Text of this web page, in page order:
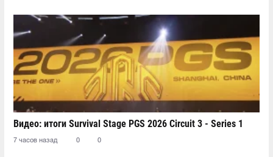
Видео: итоги Survival Stage PGS 2026 Circuit 3 - Series 1
7 часов назад 0 0